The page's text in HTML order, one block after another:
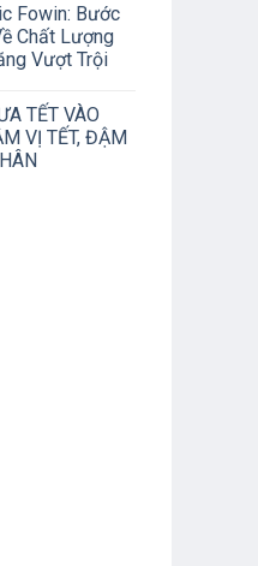
Fowin: Bước
Chất Lượng
Vượt Trội
TẾT VÀO
VỊ TẾT, ĐẬM